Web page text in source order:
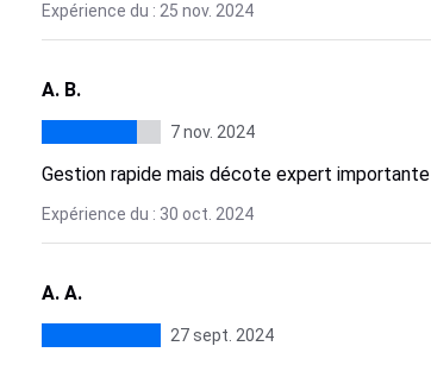
Expérience du : 25 nov. 2024
A. B.
7 nov. 2024
Gestion rapide mais décote expert importante
Expérience du : 30 oct. 2024
A. A.
27 sept. 2024